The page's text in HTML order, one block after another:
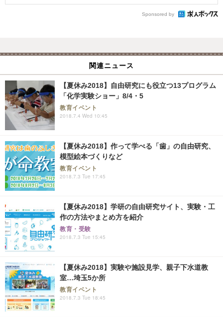
Sponsored by
関連ニュース
【夏休み2018】自由研究にも役立つ13プログラム
「化学実験ショー」8/4・5
教育イベント
2018.7.4 Wed 10:45
【夏休み2018】作って学べる「歯」の自由研究、
模型絵本づくりなど
教育イベント
2018.7.3 Tue 17:45
【夏休み2018】学研の自由研究サイト、実験・工
作の方法やまとめ方を紹介
教育・受験
2018.7.3 Tue 15:45
【夏休み2018】実験や施設見学、親子下水道教
室…埼玉5か所
教育イベント
2018.7.3 Tue 18:45